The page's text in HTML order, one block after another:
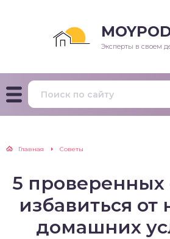
Эксперты в своем
Главная Советы
5 проверенных
избавиться от
домашних